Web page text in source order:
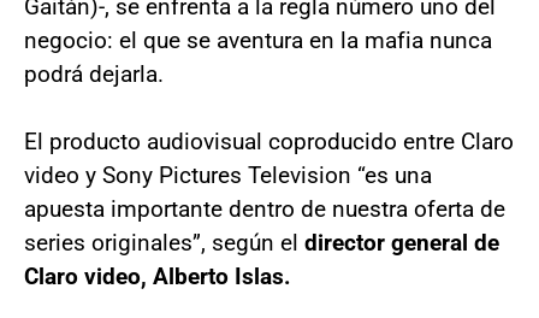
Gaitán)-, se enfrenta a la regla número uno del
negocio: el que se aventura en la mafia nunca
podrá dejarla.
El producto audiovisual coproducido entre Claro
video y Sony Pictures Television “es una
apuesta importante dentro de nuestra oferta de
series originales”, según el director general de
Claro video, Alberto Islas.